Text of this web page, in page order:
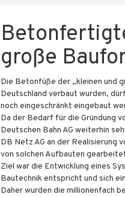
große
Die Betonfüße der „kleinen und
Deutschland verbaut wurden,
noch eingeschränkt eingebaut
Da der Bedarf für die Gründung
Deutschen Bahn AG weiterhin
DB Netz AG an der Realisierung
von solchen Aufbauten
Ziel war die Entwicklung eines
Bautechnik entspricht und sich
Daher wurden die millionenfach